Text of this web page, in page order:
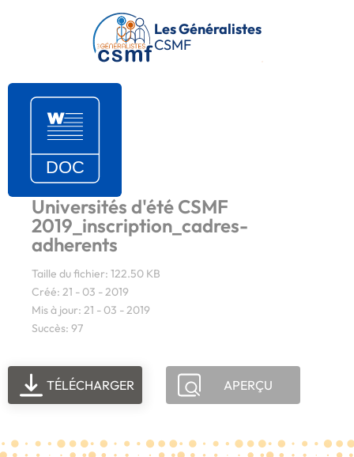
Passer au contenu principal
Les Généralistes
CSMF
Universités d'été CSMF
2019_inscription_cadres-
adherents
Taille du fichier: 122.50 KB
Créé: 21 - 03 - 2019
Mis à jour: 21 - 03 - 2019
Succès: 97
TÉLÉCHARGER APERÇU